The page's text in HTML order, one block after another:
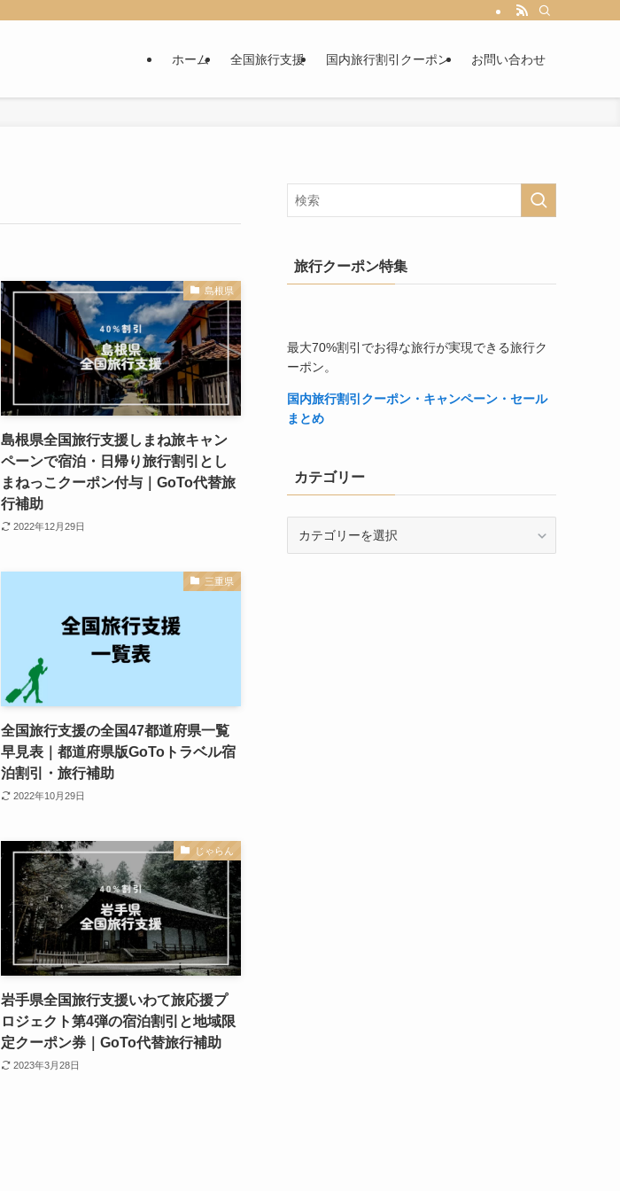
ホーム 全国旅行支援 国内旅行割引クーポン お問い合わせ
島根県
島根県全国旅行支援しまね旅キャン
ペーンで宿泊・日帰り旅行割引とし
まねっこクーポン付与｜GoTo代替旅
行補助
2022年12月29日
三重県
全国旅行支援の全国47都道府県一覧
早見表｜都道府県版GoToトラベル宿
泊割引・旅行補助
2022年10月29日
じゃらん
岩手県全国旅行支援いわて旅応援プ
ロジェクト第4弾の宿泊割引と地域限
定クーポン券｜GoTo代替旅行補助
2023年3月28日
旅行クーポン特集
最大70%割引でお得な旅行が実現できる旅行ク
ーポン。
国内旅行割引クーポン・キャンペーン・セール
まとめ
カテゴリー